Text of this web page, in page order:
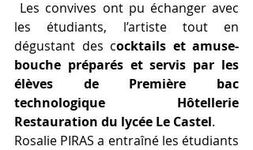
les étudiants, l’artiste tout en
dégustant des cocktails et amuse-
bouche préparés et servis par les
élèves de Première bac
technologique Hôtellerie
Restauration du lycée Le Castel.
Rosalie PIRAS a entraîné les étudiants